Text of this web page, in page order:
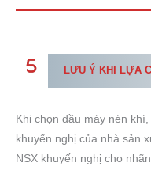
LƯU Ý KHI LỰA
Khi chọn dầu máy nén
khuyến nghị của nhà sản
NSX khuyến nghị cho